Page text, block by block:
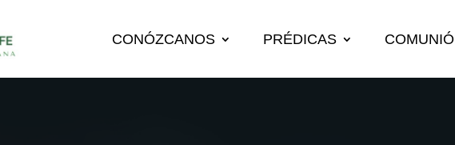
CONÓZCANOS PRÉDICAS